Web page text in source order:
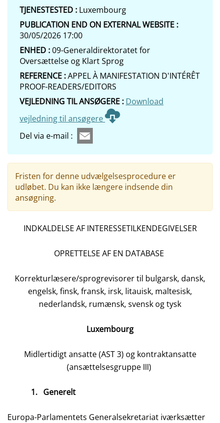
TJENESTESTED : Luxembourg
PUBLICATION END ON EXTERNAL WEBSITE :
30/05/2026 17:00
ENHED :09-Generaldirektoratet for
Oversættelse og Klart Sprog
REFERENCE :APPEL À MANIFESTATION D'INTÉRÊT
PROOF-READERS/EDITORS
VEJLEDNING TIL ANSØGERE : Download
vejledning til ansøgere
Del via e-mail :
Fristen for denne udvælgelsesprocedure er
udløbet. Du kan ikke længere indsende din
ansøgning.
INDKALDELSE AF INTERESSETILKENDEGIVELSER
OPRETTELSE AF EN DATABASE
Korrekturlæsere/sprogrevisorer til bulgarsk, dansk,
engelsk, finsk, fransk, irsk, litauisk, maltesisk,
nederlandsk, rumænsk, svensk og tysk
Luxembourg
Midlertidigt ansatte (AST 3) og kontraktansatte
(ansættelsesgruppe III)
1. Generelt
Europa-Parlamentets Generalsekretariat iværksætter